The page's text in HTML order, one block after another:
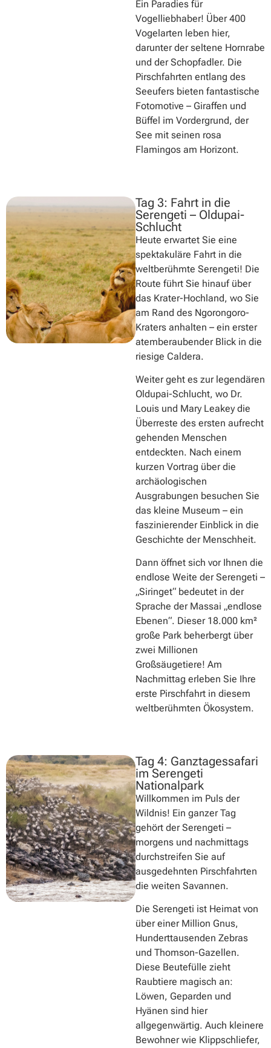
Ein Paradies für
Vogelliebhaber! Über 400
Vogelarten leben hier,
darunter der seltene Hornrabe
und der Schopfadler. Die
Pirschfahrten entlang des
Seeufers bieten fantastische
Fotomotive – Giraffen und
Büffel im Vordergrund, der
See mit seinen rosa
Flamingos am Horizont.
Tag 3: Fahrt in die
Serengeti – Oldupai-
Schlucht
Heute erwartet Sie eine
spektakuläre Fahrt in die
weltberühmte Serengeti! Die
Route führt Sie hinauf über
das Krater-Hochland, wo Sie
am Rand des Ngorongoro-
Kraters anhalten – ein erster
atemberaubender Blick in die
riesige Caldera.
Weiter geht es zur legendären
Oldupai-Schlucht, wo Dr.
Louis und Mary Leakey die
Überreste des ersten aufrecht
gehenden Menschen
entdeckten. Nach einem
kurzen Vortrag über die
archäologischen
Ausgrabungen besuchen Sie
das kleine Museum – ein
faszinierender Einblick in die
Geschichte der Menschheit.
Dann öffnet sich vor Ihnen die
endlose Weite der Serengeti –
„Siringet“ bedeutet in der
Sprache der Massai „endlose
Ebenen“. Dieser 18.000 km²
große Park beherbergt über
zwei Millionen
Großsäugetiere! Am
Nachmittag erleben Sie Ihre
erste Pirschfahrt in diesem
weltberühmten Ökosystem.
Tag 4: Ganztagessafari
im Serengeti
Nationalpark
Willkommen im Puls der
Wildnis! Ein ganzer Tag
gehört der Serengeti –
morgens und nachmittags
durchstreifen Sie auf
ausgedehnten Pirschfahrten
die weiten Savannen.
Die Serengeti ist Heimat von
über einer Million Gnus,
Hunderttausenden Zebras
und Thomson-Gazellen.
Diese Beutefülle zieht
Raubtiere magisch an:
Löwen, Geparden und
Hyänen sind hier
allgegenwärtig. Auch kleinere
Bewohner wie Klippschliefer,